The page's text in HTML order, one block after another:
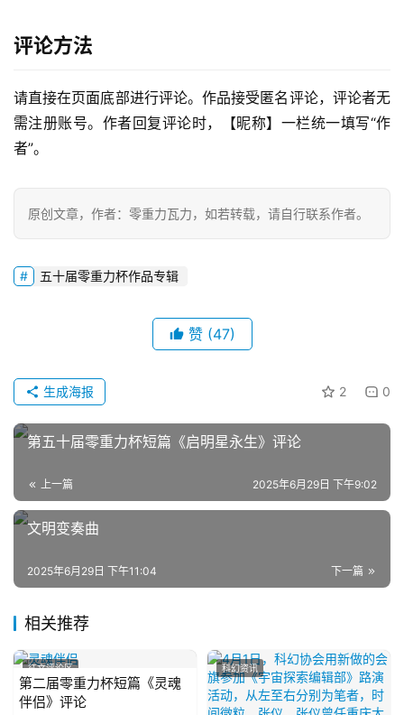
重
力
科
征
文
稿
幻
讯
主
题
幻
说
登录
评论方法
请直接在页面底部进行评论。作品接受匿名评论，评论者无
需注册账号。作者回复评论时，【昵称】一栏统一填写“作
者”。
原创文章，作者：零重力瓦力，如若转载，请自行联系作者。
五十届零重力杯作品专辑
赞 (47)
2 0
生成海报
第五十届零重力杯短篇《启明星永生》评论
上一篇 2025年6月29日 下午9:02
文明变奏曲
下一篇
2025年6月29日 下午11:04
相关推荐
征文评论区
第二届零重力杯短篇《灵魂
伴侣》评论
科幻资讯